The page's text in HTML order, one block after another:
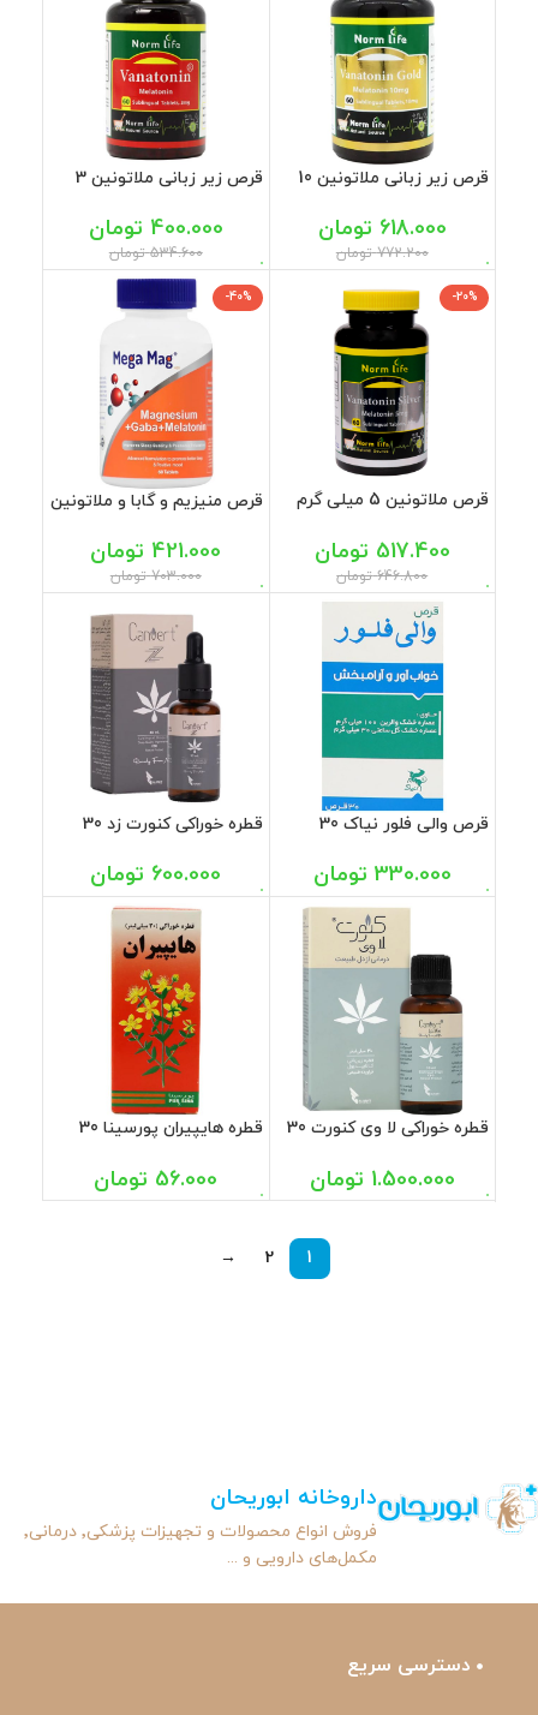
قرص زیر زبانی ملاتونین 10
772.200 تومان
618.000 تومان
قرص زیر زبانی ملاتونین 3
534.600 تومان
400.000 تومان
-20%
قرص ملاتونین 5 میلی گرم
عددی
646.800 تومان
517.400 تومان
-40%
قرص منیزیم و گابا و ملاتونین
703.000 تومان
421.000 تومان
قرص والی فلور نیاک 30
330.000 تومان
قطره خوراکی کنورت زد 30
600.000 تومان
قطره خوراکی لا وی کنورت 30
1.500.000 تومان
قطره هایپیران پورسینا 30
56.000 تومان
1
2
→
داروخانه ابوریحان
فروش انواع محصولات و تجهیزات پزشکی٬ درمانی٬
مکمل‌های دارویی و ...
دسترسی سریع